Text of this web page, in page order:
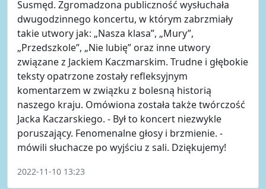
Susmęd. Zgromadzona publiczność wysłuchała
dwugodzinnego koncertu, w którym zabrzmiały
takie utwory jak: „Nasza klasa”, „Mury”,
„Przedszkole”, „Nie lubię” oraz inne utwory
związane z Jackiem Kaczmarskim. Trudne i głębokie
teksty opatrzone zostały refleksyjnym
komentarzem w związku z bolesną historią
naszego kraju. Omówiona została także twórczość
Jacka Kaczarskiego. - Był to koncert niezwykle
poruszający. Fenomenalne głosy i brzmienie. -
mówili słuchacze po wyjściu z sali. Dziękujemy!
2022-11-10 13:23